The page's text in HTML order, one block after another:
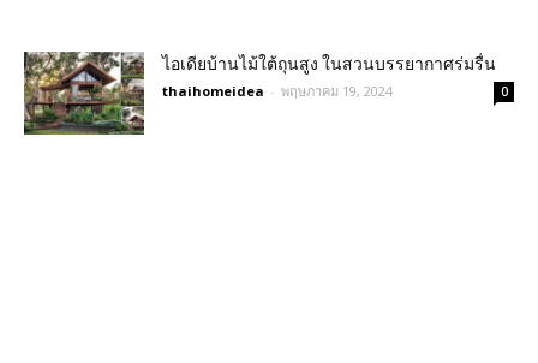
ไอเดียบ้านไม้ใต้ถุนสูง ในสวนบรรยากาศร่มรื่น
thaihomeidea - พฤษภาคม 19, 2024 0